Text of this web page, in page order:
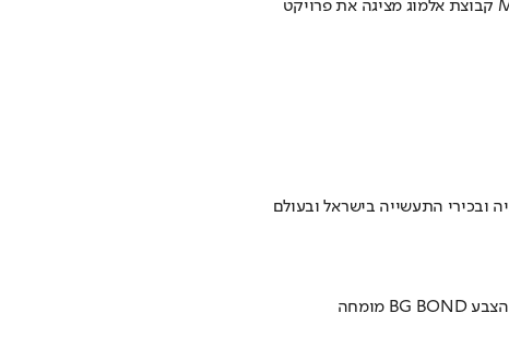
ובכירי התעשייה בישראל ובעולם